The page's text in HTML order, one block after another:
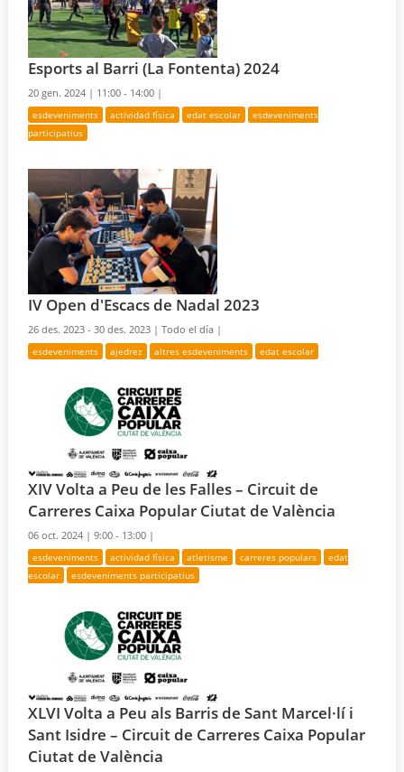
Esports al Barri (La Fontenta) 2024
20 gen. 2024 | 11:00 - 14:00 |
esdeveniments actividad física edat escolar
esdeveniments
participatius
IV Open d'Escacs de Nadal 2023
26 des. 2023 - 30 des. 2023 |Todo el día |
esdeveniments ajedrez altres esdeveniments edat escolar
XIV Volta a Peu de les Falles – Circuit de
Carreres Caixa Popular Ciutat de València
06 oct. 2024 |9:00 - 13:00 |
esdeveniments actividad física atletisme carreres populars
edat
escolar
esdeveniments participatius
XLVI Volta a Peu als Barris de Sant Marcel·lí i
Sant Isidre – Circuit de Carreres Caixa Popular
Ciutat de València